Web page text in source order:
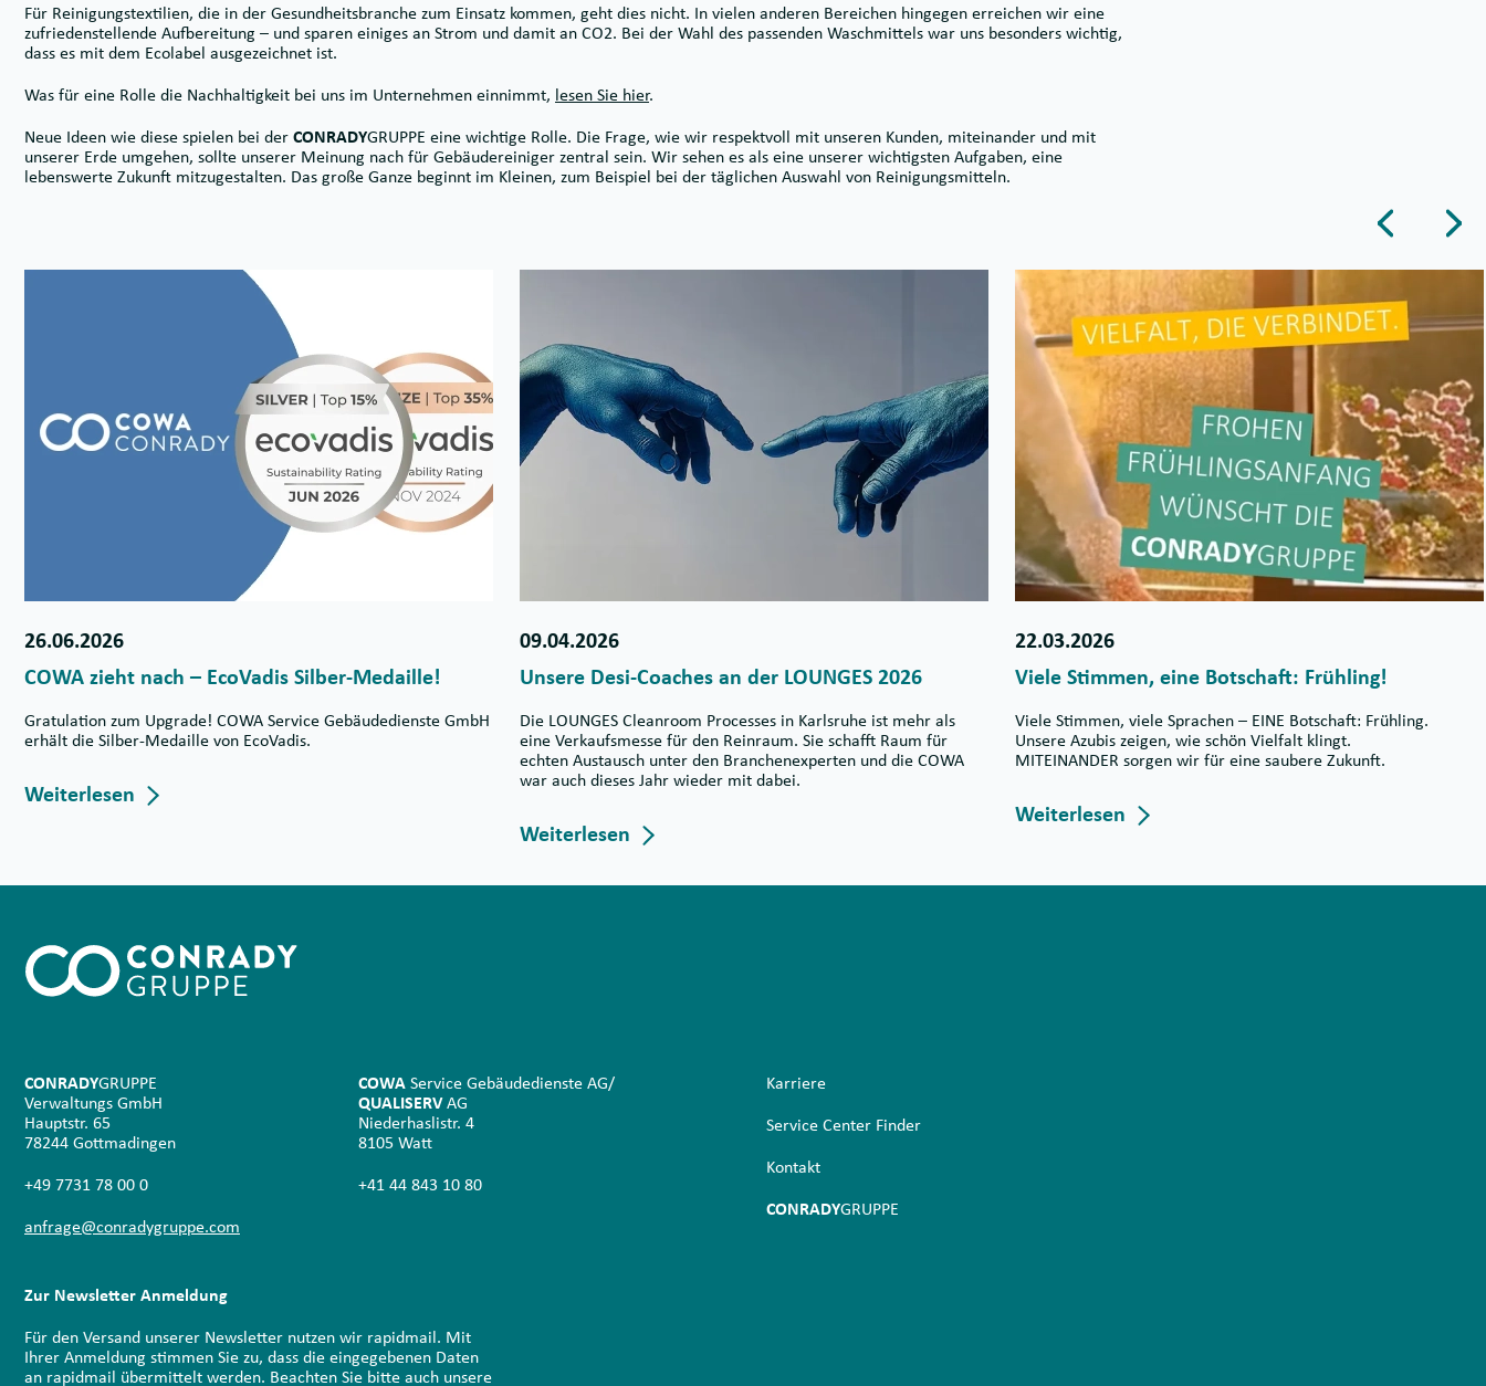
Für Reinigungstextilien, die in der Gesundheitsbranche zum Einsatz kommen, geht dies nicht. In vielen anderen Bereichen hingegen erreichen wir eine
zufriedenstellende Aufbereitung – und sparen einiges an Strom und damit an CO2. Bei der Wahl des passenden Waschmittels war uns besonders wichtig,
dass es mit dem Ecolabel ausgezeichnet ist.
Was für eine Rolle die Nachhaltigkeit bei uns im Unternehmen einnimmt, lesen Sie hier.
Neue Ideen wie diese spielen bei der CONRADYGRUPPE eine wichtige Rolle. Die Frage, wie wir respektvoll mit unseren Kunden, miteinander und mit
unserer Erde umgehen, sollte unserer Meinung nach für Gebäudereiniger zentral sein. Wir sehen es als eine unserer wichtigsten Aufgaben, eine
lebenswerte Zukunft mitzugestalten. Das große Ganze beginnt im Kleinen, zum Beispiel bei der täglichen Auswahl von Reinigungsmitteln.
Dieser
26.06.2026
COWA zieht nach – EcoVadis Silber-Medaille!
Gratulation zum Upgrade! COWA Service Gebäudedienste GmbH
erhält die Silber-Medaille von EcoVadis.
Weiterlesen
09.04.2026
Unsere Desi-Coaches an der LOUNGES 2026
Die LOUNGES Cleanroom Processes in Karlsruhe ist mehr als
eine Verkaufsmesse für den Reinraum. Sie schafft Raum für
echten Austausch unter den Branchenexperten und die COWA
war auch dieses Jahr wieder mit dabei.
Weiterlesen
22.03.2026
Viele Stimmen, eine Botschaft: Frühling!
Viele Stimmen, viele Sprachen – EINE Botschaft: Frühling.
Unsere Azubis zeigen, wie schön Vielfalt klingt.
MITEINANDER sorgen wir für eine saubere Zukunft.
Weiterlesen
CONRADYGRUPPE
Verwaltungs GmbH
Hauptstr. 65
78244 Gottmadingen
+49 7731 78 00 0
anfrage@conradygruppe.com
COWA Service Gebäudedienste AG/
QUALISERVAG
Niederhaslistr. 4
8105 Watt
+41 44 843 10 80
Karriere
Service Center Finder
Kontakt
CONRADYGRUPPE
Zur Newsletter Anmeldung
Für den Versand unserer Newsletter nutzen wir rapidmail. Mit
Ihrer Anmeldung stimmen Sie zu, dass die eingegebenen Daten
an rapidmail übermittelt werden. Beachten Sie bitte auch unsere